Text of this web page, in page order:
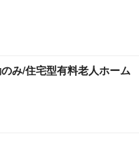
み/住宅型有料老人ホーム